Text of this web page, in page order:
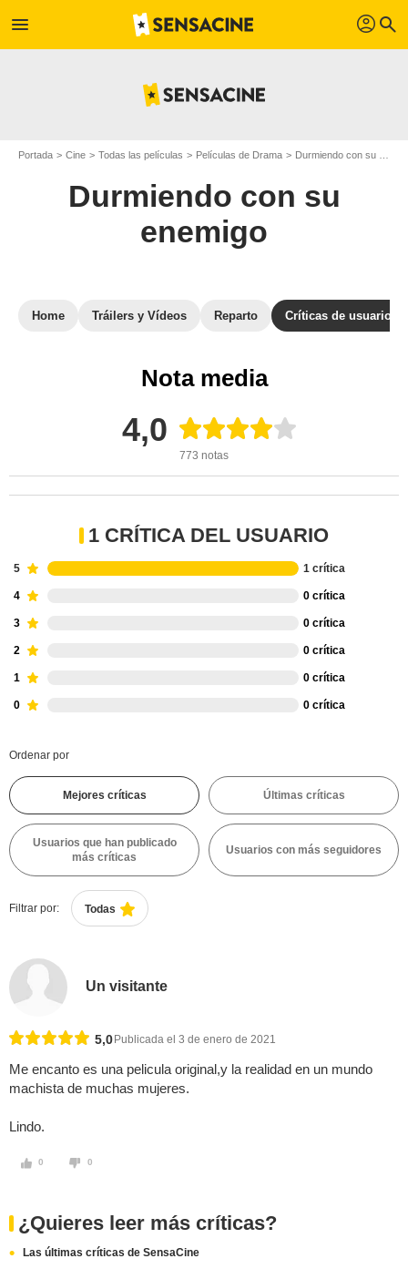
menu profil search
Portada Cine Todas las películas Películas de Drama Durmiendo con su enemigo
Durmiendo con su
enemigo
Home Tráilers y Vídeos Reparto Críticas de usuarios
Nota media
4,0
773 notas
1 CRÍTICA DEL USUARIO
5 1 crítica
4 0 crítica
3 0 crítica
2 0 crítica
1 0 crítica
0 0 crítica
Ordenar por
Mejores críticas Últimas críticas
Usuarios que han publicado
más críticas
Usuarios con más seguidores
Filtrar por: Todas
Un visitante
5,0 Publicada el 3 de enero de 2021
Me encanto es una pelicula original,y la realidad en un mundo
machista de muchas mujeres.
Lindo.
0 0
¿Quieres leer más críticas?
Las últimas críticas de SensaCine